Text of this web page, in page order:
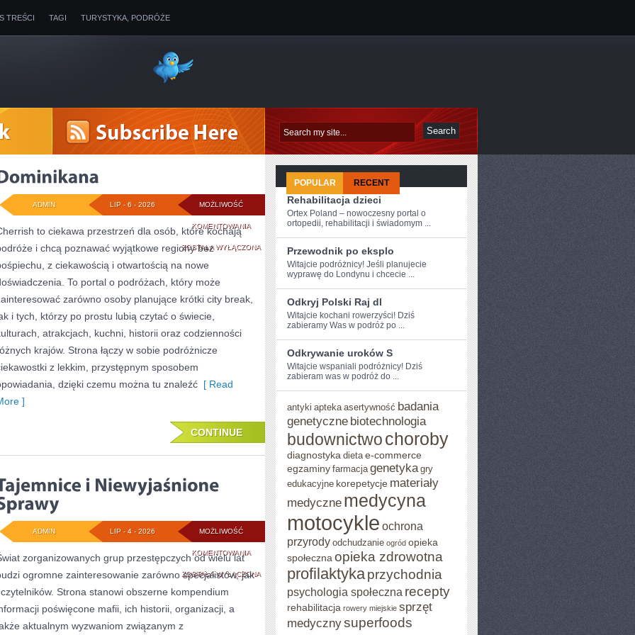
TREŚCI TAGI TURYSTYKA, PODRÓŻE
MOŻLIWOŚĆ
KOMENTOWANIADOMINIKANA
ZOSTAŁA WYŁĄCZONA
LIP - 6 - 2026
ADMIN
to ciekawa przestrzeń dla osób, które kochają
i chcą poznawać wyjątkowe regiony bez
z ciekawością i otwartością na nowe
To portal o podróżach, który może
zarówno osoby planujące krótki city break,
i tych, którzy po prostu lubią czytać o świecie,
atrakcjach, kuchni, historii oraz codzienności
krajów. Strona łączy w sobie podróżnicze
z lekkim, przystępnym sposobem
dzięki czemu można tu znaleźć [ Read
]
CONTINUE
MOŻLIWOŚĆ
KOMENTOWANIATAJEMNICE
I
NIEWYJAŚNIONE
SPRAWY
ZOSTAŁA WYŁĄCZONA
LIP - 4 - 2026
ADMIN
zorganizowanych grup przestępczych od wielu lat
ogromne zainteresowanie zarówno specjalistów, jak
Strona stanowi obszerne kompendium
poświęcone mafii, ich historii, organizacji, a
aktualnym wyzwaniom związanym z
POPULAR RECENT
Rehabilitacja dzieci
Ortex Poland – nowoczesny portal o
ortopedii, rehabilitacji i świadomym ...
Przewodnik po eksplo
Witajcie ⁤podróżnicy! Jeśli ‍planujecie
wyprawę do Londynu i chcecie ...
Odkryj Polski Raj dl
Witajcie kochani rowerzyści! Dziś
zabieramy Was w podróż po ...
Odkrywanie uroków S
Witajcie ⁢wspaniali podróżnicy! Dziś⁢
zabieram was w‌ podróż ⁣do ...
antyki apteka asertywność badania
genetyczne biotechnologia
budownictwochoroby
diagnostyka dieta e-commerce
egzaminy farmacja genetyka gry
edukacyjne korepetycje materiały
medyczne medycyna
motocykle ochrona
przyrody odchudzanie ogród opieka
społeczna opieka zdrowotna
profilaktykaprzychodnia
psychologia społeczna recepty
rehabilitacja rowery miejskie sprzęt
medycznysuperfoods